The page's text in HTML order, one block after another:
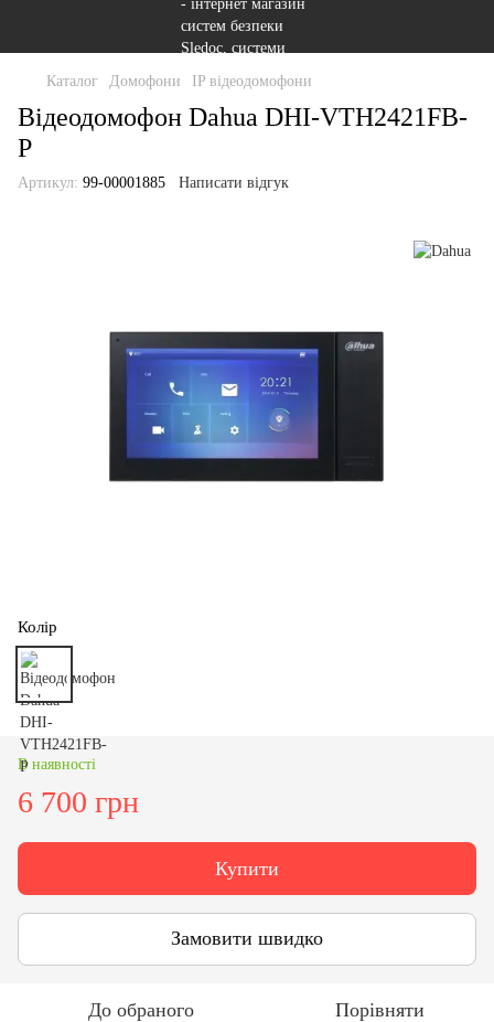
Каталог Домофони IP відеодомофони
Відеодомофон Dahua DHI-VTH2421FB-
P
Артикул: 99-00001885 Написати відгук
Колір
В наявності
6 700 грн
Купити
Замовити швидко
До обраного Порівняти